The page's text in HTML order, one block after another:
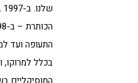
התעופה ועד
בכלל